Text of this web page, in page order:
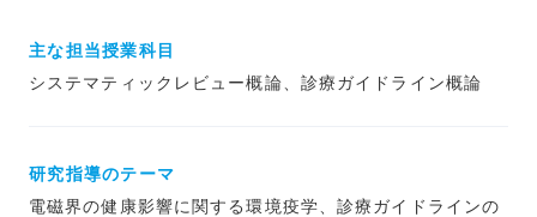
主な担当授業科目
システマティックレビュー概論、診療ガイドライン概論
研究指導のテーマ
電磁界の健康影響に関する環境疫学、診療ガイドラインの